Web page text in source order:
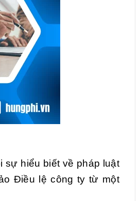
sự hiểu biết về pháp luật
Điều lệ công ty từ một